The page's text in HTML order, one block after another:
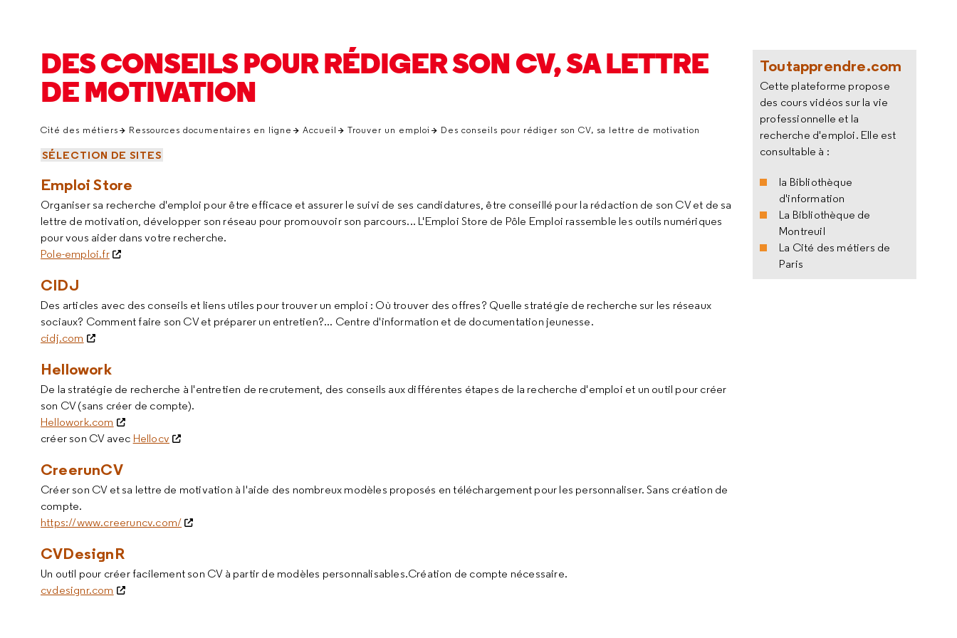
DES CONSEILS POUR RÉDIGER SON CV, SA LETTRE
DE MOTIVATION
Cité des métiers Ressources documentaires en ligne Accueil Trouver un emploi Des conseils pour rédiger son CV, sa lettre de motivation
SÉLECTION DE SITES
Emploi Store
Organiser sa recherche d'emploi pour être efficace et assurer le suivi de ses candidatures, être conseillé pour la rédaction de son CV et de sa
lettre de motivation, développer son réseau pour promouvoir son parcours... L'Emploi Store de Pôle Emploi rassemble les outils numériques
pour vous aider dans votre recherche.
Pole-emploi.fr
CIDJ
Des articles avec des conseils et liens utiles pour trouver un emploi : Où trouver des offres? Quelle stratégie de recherche sur les réseaux
sociaux? Comment faire son CV et préparer un entretien?... Centre d'information et de documentation jeunesse.
cidj.com
Hellowork
De la stratégie de recherche à l'entretien de recrutement, des conseils aux différentes étapes de la recherche d'emploi et un outil pour créer
son CV (sans créer de compte).
Hellowork.com
créer son CV avec Hellocv
CreerunCV
Créer son CV et sa lettre de motivation à l'aide des nombreux modèles proposés en téléchargement pour les personnaliser. Sans création de
compte.
https://www.creeruncv.com/
CVDesignR
Un outil pour créer facilement son CV à partir de modèles personnalisables.Création de compte nécessaire.
cvdesignr.com
Toutapprendre.com
Cette plateforme propose
des cours vidéos sur la vie
professionnelle et la
recherche d'emploi. Elle est
consultable à :
la Bibliothèque
d'information
La Bibliothèque de
Montreuil
La Cité des métiers de
Paris